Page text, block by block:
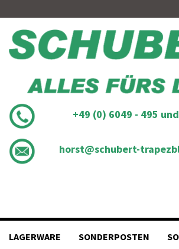
content
+49 (0) 6049 - 495
horst@schubert-
LAGERWARE SONDERPOSTEN